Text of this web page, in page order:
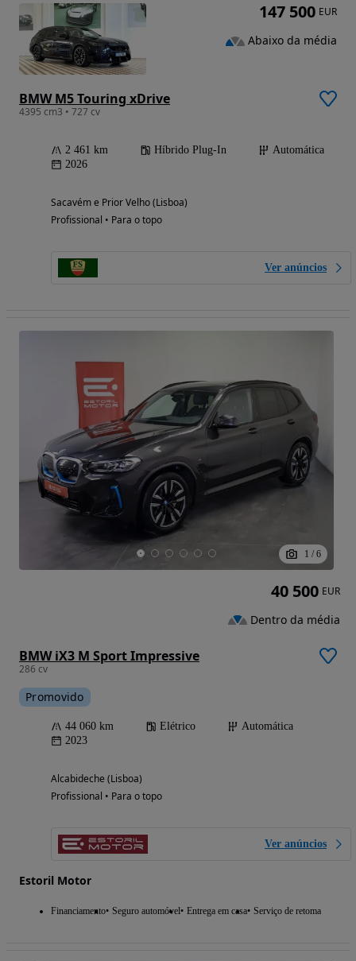
BMW M5 Touring xDrive
4395 cm3 • 727 cv
2 461 km Híbrido Plug-In
Automática
2026
Sacavém e Prior Velho (Lisboa)
Profissional • Para o topo
Ver anúncios
147 500 EUR
Abaixo da média
1 / 6
BMW iX3 M Sport Impressive
286 cv
Promovido
44 060 km Elétrico
Automática
2023
Alcabideche (Lisboa)
Profissional • Para o topo
Ver anúncios
Estoril Motor
Financiamento Seguro automóvel Entrega em casa Serviço de retoma
40 500 EUR
Dentro da média